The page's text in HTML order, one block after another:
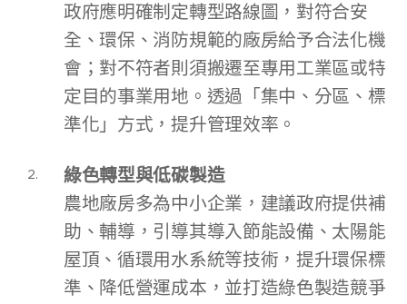
政府應明確制定轉型路線圖，對符合安
全、環保、消防規範的廠房給予合法化機
會；對不符者則須搬遷至專用工業區或特
定目的事業用地。透過「集中、分區、標
準化」方式，提升管理效率。
綠色轉型與低碳製造
農地廠房多為中小企業，建議政府提供補
助、輔導，引導其導入節能設備、太陽能
屋頂、循環用水系統等技術，提升環保標
準、降低營運成本，並打造綠色製造競爭